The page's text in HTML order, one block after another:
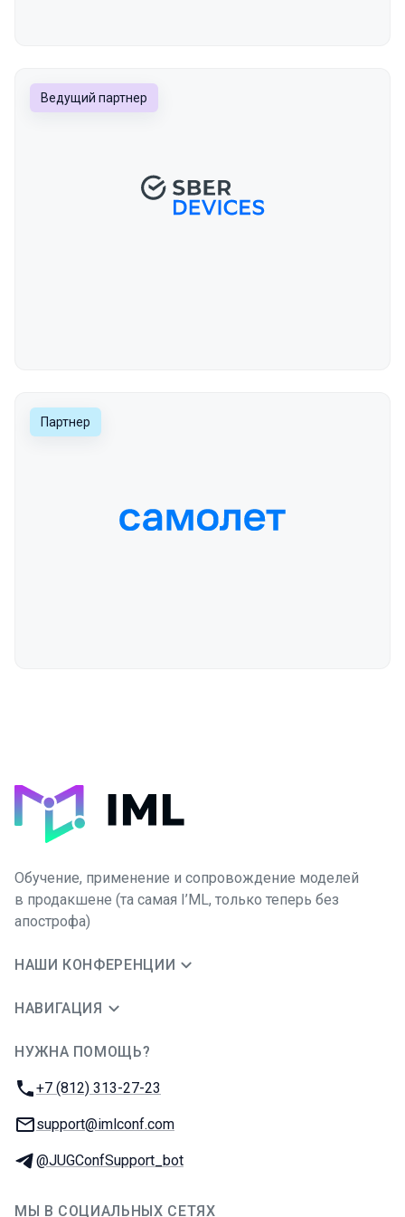
Ведущий партнер
Партнер
Обучение, применение и сопровождение моделей
в продакшене (та самая I’ML, только теперь без
апострофа)
НАШИ КОНФЕРЕНЦИИ
НАВИГАЦИЯ
НУЖНА ПОМОЩЬ?
Телефон:
+7 (812) 313-27-23
E-mail:
support@imlconf.com
Телеграм:
@JUGConfSupport_bot
МЫ В СОЦИАЛЬНЫХ СЕТЯХ